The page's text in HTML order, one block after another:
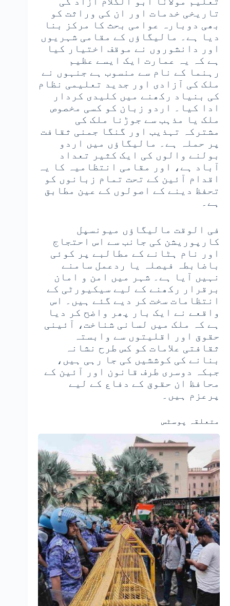
تاریخی خدمات اور ان کی وراثت کو
بھی دوبارہ عوامی بحث کا مرکز بنا
دیا ہے۔ مالیگاؤں کے مقامی شہریوں
اور دانشوروں نے موقف اختیار کیا
ہے کہ یہ عمارت ایک ایسے عظیم
رہنما کے نام سے منسوب ہے جنہوں نے
ملک کی آزادی اور جدید تعلیمی نظام
کی بنیاد رکھنے میں کلیدی کردار
ادا کیا۔ اردو زبان کو کسی مخصوص
ملک یا مذہب سے جوڑنا ملک کی
مشترکہ تہذیب اور گنگا جمنی ثقافت
پر حملہ ہے۔ مالیگاؤں میں اردو
بولنے والوں کی ایک کثیر تعداد
آباد ہے، اور مقامی انتظامیہ کا یہ
اقدام آئین کے تحت تمام زبانوں کو
تحفظ دینے کے اصولوں کے عین مطابق
ہے۔
فی الوقت مالیگاؤں میونسپل
کارپوریشن کی جانب سے اس احتجاج
اور نام ہٹانے کے مطالبے پر کوئی
باضابطہ فیصلہ یا ردعمل سامنے
نہیں آیا ہے۔ شہر میں امن و امان
برقرار رکھنے کے لیے سیکیورٹی کے
انتظامات سخت کر دیے گئے ہیں۔ اس
واقعے نے ایک بار پھر واضح کر دیا
ہے کہ ملک میں لسانی شناخت، آئینی
حقوق اور اقلیتوں سے وابستہ
ثقافتی علامات کو کس طرح نشانہ
بنانے کی کوششیں کی جا رہی ہیں،
جبکہ دوسری طرف قانون اور آئین کے
محافظ ان حقوق کے دفاع کے لیے
پرعزم ہیں۔
متعلقہ پوسٹس